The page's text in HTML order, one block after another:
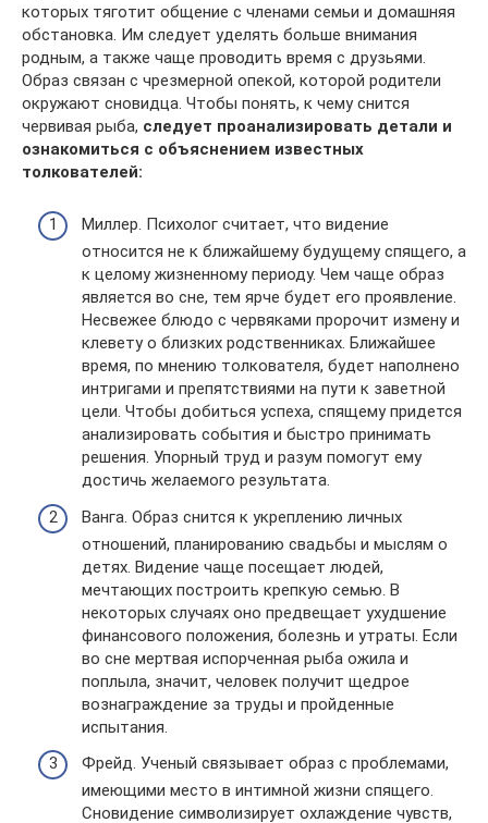
которых тяготит общение с членами семьи и домашняя
обстановка. Им следует уделять больше внимания
родным, а также чаще проводить время с друзьями.
Образ связан с чрезмерной опекой, которой родители
окружают сновидца. Чтобы понять, к чему снится
червивая рыба, следует проанализировать детали и
ознакомиться с объяснением известных
толкователей:
Миллер. Психолог считает, что видение
относится не к ближайшему будущему спящего, а
к целому жизненному периоду. Чем чаще образ
является во сне, тем ярче будет его проявление.
Несвежее блюдо с червяками пророчит измену и
клевету о близких родственниках. Ближайшее
время, по мнению толкователя, будет наполнено
интригами и препятствиями на пути к заветной
цели. Чтобы добиться успеха, спящему придется
анализировать события и быстро принимать
решения. Упорный труд и разум помогут ему
достичь желаемого результата.
Ванга. Образ снится к укреплению личных
отношений, планированию свадьбы и мыслям о
детях. Видение чаще посещает людей,
мечтающих построить крепкую семью. В
некоторых случаях оно предвещает ухудшение
финансового положения, болезнь и утраты. Если
во сне мертвая испорченная рыба ожила и
поплыла, значит, человек получит щедрое
вознаграждение за труды и пройденные
испытания.
Фрейд. Ученый связывает образ с проблемами,
имеющими место в интимной жизни спящего.
Сновидение символизирует охлаждение чувств,